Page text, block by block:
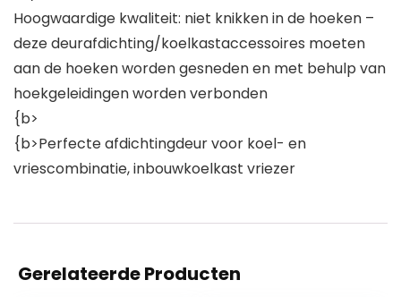
Hoogwaardige kwaliteit: niet knikken in de hoeken –
deze deurafdichting/koelkastaccessoires moeten
aan de hoeken worden gesneden en met behulp van
hoekgeleidingen worden verbonden
{b>️️️️️️️️️️️️️️️️️️️️️️️️️️️️️️️️️️️️️️️️️️️️️️️️️️️️️️️️️️
{b>Perfecte afdichtingdeur voor koel- en
vriescombinatie, inbouwkoelkast vriezer
Gerelateerde Producten